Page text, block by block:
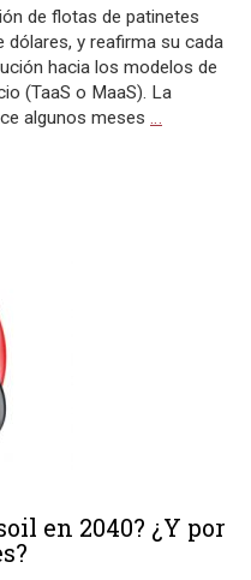
de flotas de patinetes
dólares, y reafirma su cada
hacia los modelos de
(TaaS o MaaS). La
algunos meses …
en 2040? ¿Y por